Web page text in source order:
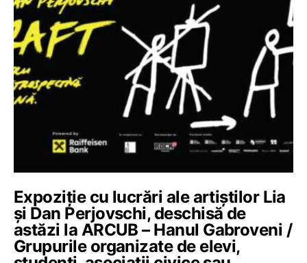
Expoziție cu lucrări ale artiștilor Lia
și Dan Perjovschi, deschisă de
astăzi la ARCUB – Hanul Gabroveni /
Grupurile organizate de elevi,